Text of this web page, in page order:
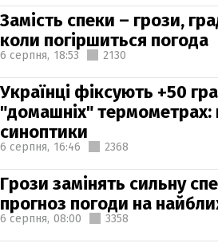
Замість спеки – грози,
коли погіршиться погода
6 серпня, 18:53 2130
Українці фіксують +50
"домашніх"
синоптики
6 серпня, 16:46 2368
Грози замінять сильну
прогноз погоди на
6 серпня, 08:00 3358